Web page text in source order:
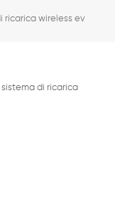
ricarica wireless ev
di ricarica